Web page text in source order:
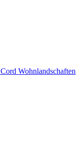
Cord Wohnlandschaften